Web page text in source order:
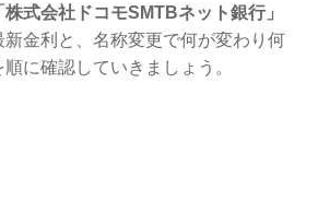
株式会社ドコモSMTBネット銀行」
新金利と、名称変更で何が変わり何
に確認していきましょう。